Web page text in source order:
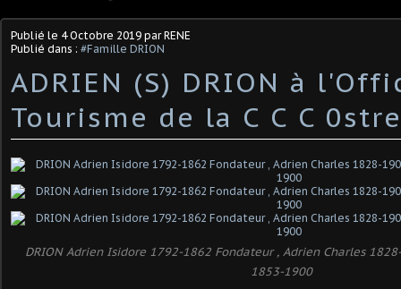
Publié le 4 Octobre 2019 par RENE
Publié dans : #Famille DRION
ADRIEN (S) DRION à
Tourisme de la C C C
DRION Adrien Isidore 1792-1862 Fondateur , Adrien Charles
1853-1900